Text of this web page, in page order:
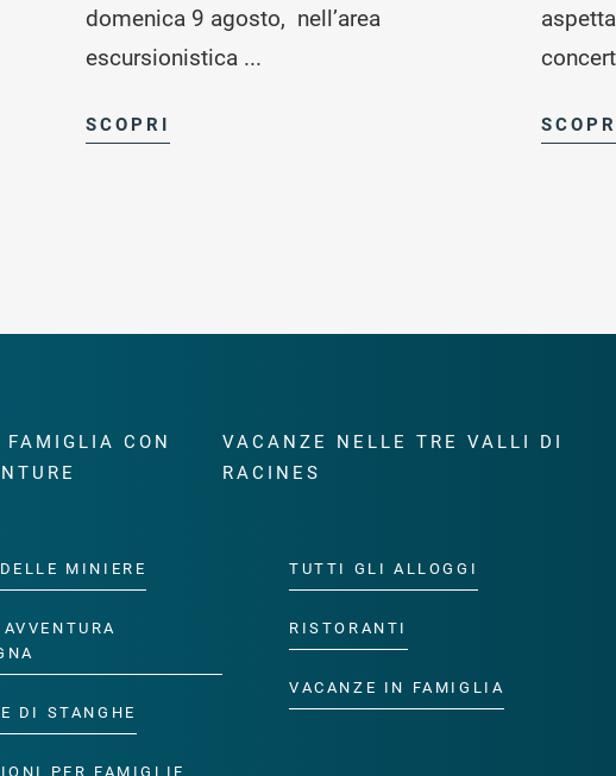
domenica 9 agosto, nell’area
escursionistica ...
SCOPRI
CON
MINIERE
DI STANGHE
PER FAMIGLIE
VACANZE NELLE TRE VALLI DI
RACINES
TUTTI GLI ALLOGGI
RISTORANTI
VACANZE IN FAMIGLIA